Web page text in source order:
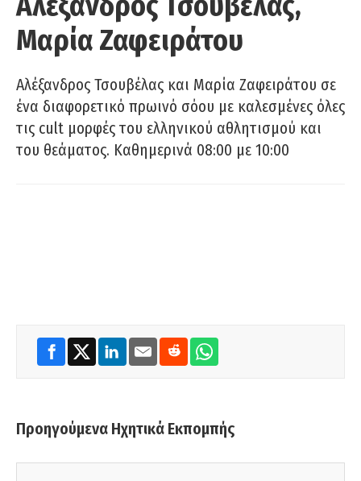
Μαρία Ζαφειράτου
Αλέξανδρος Τσουβέλας και Μαρία Ζαφειράτου σε
ένα διαφορετικό πρωινό σόου με καλεσμένες όλες
τις cult μορφές του ελληνικού αθλητισμού και
του θεάματος. Καθημερινά 08:00 με 10:00
Προηγούμενα Ηχητικά Εκπομπής